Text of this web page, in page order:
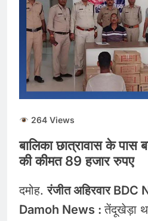
तड़के
के
मची
264 Views
बालिका छात्रावास के पास
की कीमत 89 हजार रुपए
दमोह.रंजीत अहिरवार BDC
Damoh News :तेंदूखेड़ा